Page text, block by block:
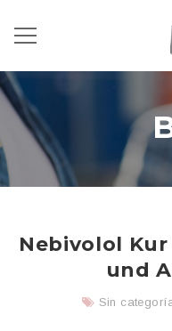
Nebivolol
und
Sin